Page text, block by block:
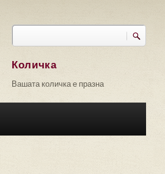
Търси
Количка
Вашата количка е празна